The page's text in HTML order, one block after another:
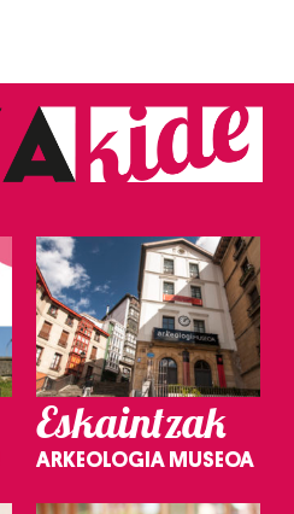
Eskaintzak
ARKEOLOGIA MUSEOA